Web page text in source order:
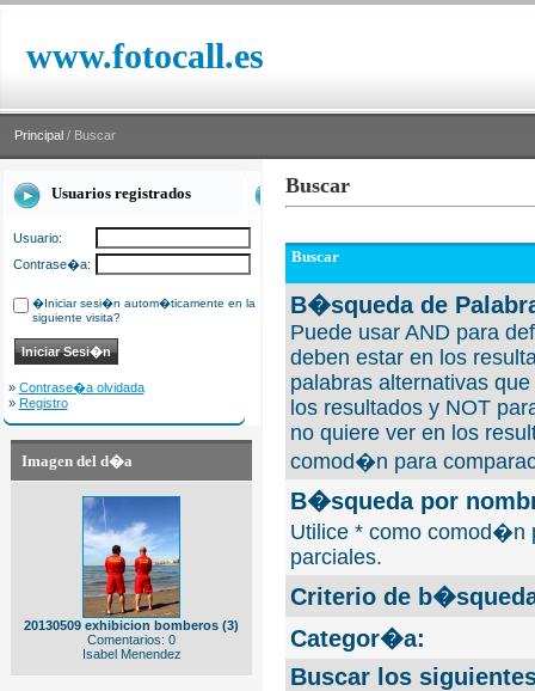
www.fotocall.es
Principal / Buscar
Usuarios registrados
Usuario:
Contrase�a:
�Iniciar sesi�n autom�ticamente en la
siguiente visita?
» Contrase�a olvidada
» Registro
Imagen del d�a
20130509 exhibicion bomberos (3)
Comentarios: 0
Isabel Menendez
Buscar
Buscar
B�squeda de
Puede usar AND para
deben estar en los
palabras alternativas
los resultados y NOT
no quiere ver en los
comod�n para
B�squeda por
Utilice * como comod�n
parciales.
Criterio de
Categor�a:
Buscar los